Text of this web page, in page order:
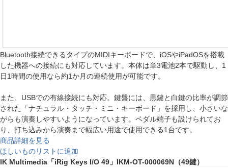
Bluetooth接続できるタイプのMIDIキーボードで、iOSやiPadOSを搭載
した機器への接続にも対応しています。本体は単3電池2本で駆動し、1
日1時間の使用なら約1か月の連続使用が可能です。
また、USBでの有線接続にも対応。鍵盤には、黒鍵と白鍵の比率が調節
された「ナチュラル・タッチ・ミニ・キーボード」を採用し、小さいな
がらも演奏しやすいようになっています。ペダル端子も設けられてお
り、打ち込みから演奏まで幅広い用途で使用できる1台です。
商品詳細を見る
ほしいものリストに追加
IK Multimedia「iRig Keys I/O 49」IKM-OT-000069N（49鍵）